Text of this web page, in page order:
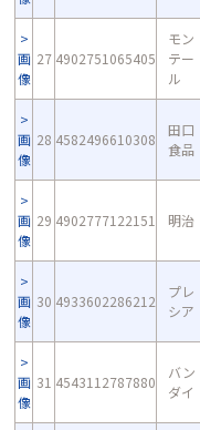
画
像
27 4902751065405
モン
テー
ル
画
像
28 4582496610308
田口
食品
画
像
29 4902777122151 明治
画
像
30 4933602286212
プレ
シア
画
像
31 4543112787880
バン
ダイ